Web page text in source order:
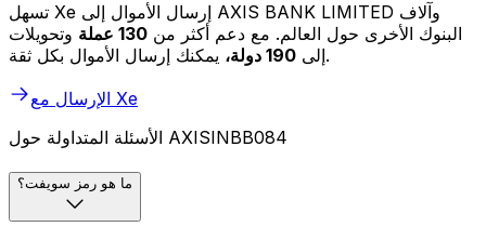
تسهل Xe إرسال الأموال إلى AXIS BANK LIMITED وآلاف
البنوك الأخرى حول العالم. مع دعم أكثر من 130 عملة
وتحويلات
إلى 190 دولة،
يمكنك إرسال الأموال بكل ثقة.
الإرسال مع Xe
الأسئلة المتداولة حول AXISINBB084
ما هو رمز سويفت؟